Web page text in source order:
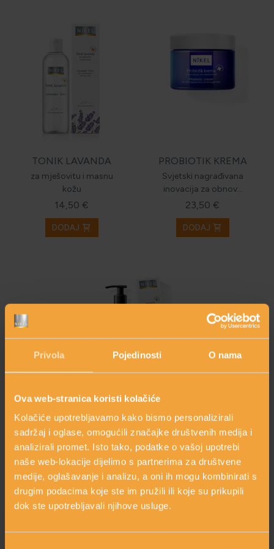
Privola Pojedinosti O nama
Ova web-stranica koristi kolačiće
Kolačiće upotrebljavamo kako bismo personalizirali
sadržaj i oglase, omogućili značajke društvenih medija i
analizirali promet. Isto tako, podatke o vašoj upotrebi
naše web-lokacije dijelimo s partnerima za društvene
medije, oglašavanje i analizu, a oni ih mogu kombinirati s
drugim podacima koje ste im pružili ili koje su prikupili
dok ste upotrebljavali njihove usluge.
TONIK LAVANDA
za mješovitu i masnu
kožu
14,50 €
DODAJ shopping_cart
PROBIOTIK KREMA
Svjetski nagrađivana
inovacija za obnovu
oštećene kože
23,50 €
DODAJ shopping_cart
SEBOFIT ŠAMPON
s čajevcem,
borovicom i
lavandom
14,00 €
DODAJ shopping_cart